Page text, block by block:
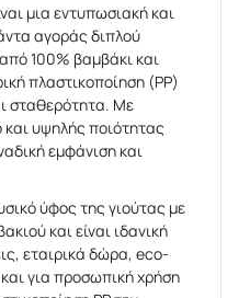
μια εντυπωσιακή και
αγοράς διπλού
100% βαμβάκι και
πλαστικοποίηση (PP)
σταθερότητα. Με
υψηλής ποιότητας
εμφάνιση και
ύφος της γιούτας με
και είναι ιδανική
εταιρικά δώρα, eco-
για προσωπική χρήση